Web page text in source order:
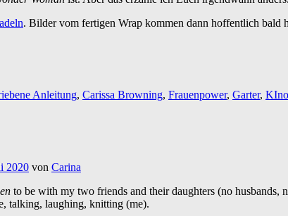
. Bilder vom fertigen Wrap kommen dann hoffentlich bald
Anleitung, Carissa Browning, Frauenpower, Garter, KIno
2020 von Carina
to be with my two friends and their daughters (no
talking, laughing, knitting (me).